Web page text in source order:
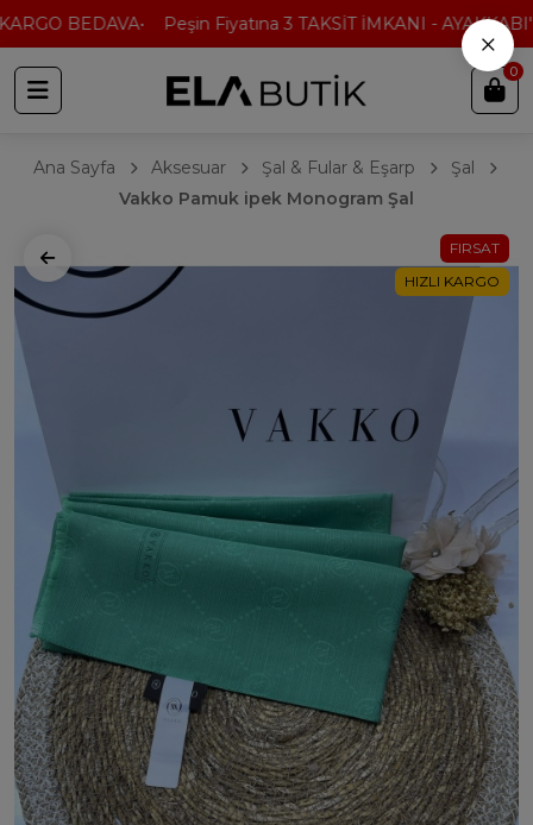
BEDAVA Peşin Fiyatına 3 TAKSİT İMKANI -
0
Ana Sayfa Aksesuar Şal & Fular & Eşarp
Şal
Vakko Pamuk ipek Monogram Şal
FIRSAT
HIZLI KARGO
×